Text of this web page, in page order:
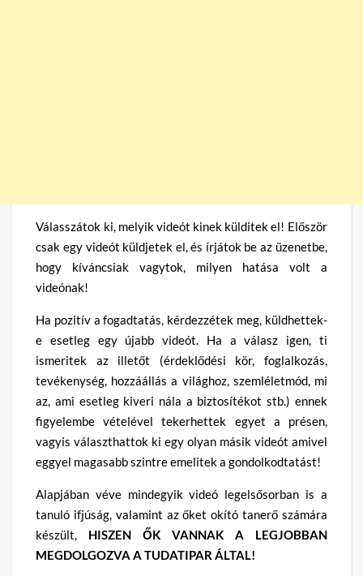
Válasszátok ki, melyik videót kinek külditek el! Először
csak egy videót küldjetek el, és írjátok be az üzenetbe,
hogy kíváncsiak vagytok, milyen hatása volt a
videónak!
Ha pozitív a fogadtatás, kérdezzétek meg, küldhettek-
e esetleg egy újabb videót. Ha a válasz igen, ti
ismeritek az illetőt (érdeklődési kör, foglalkozás,
tevékenység, hozzáállás a világhoz, szemléletmód, mi
az, ami esetleg kiveri nála a biztosítékot stb.) ennek
figyelembe vételével tekerhettek egyet a présen,
vagyis választhattok ki egy olyan másik videót amivel
eggyel magasabb szintre emelitek a gondolkodtatást!
Alapjában véve mindegyik videó legelsősorban is a
tanuló ifjúság, valamint az őket okító tanerő számára
készült, HISZEN ŐK VANNAK A LEGJOBBAN
MEGDOLGOZVA A TUDATIPAR ÁLTAL!